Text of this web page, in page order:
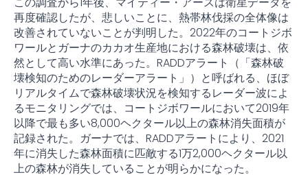
再度確認したが、悲しいことに、熱帯林伐採の全体像は
改善されていないことが判明した。2022年のコートジボ
ワールとガーナのカカオ生産地における森林破壊は、依
然として高い水準にあった。RADDアラート（「森林破
壊検知のためのレーダーアラート」）と呼ばれる、ほぼ
リアルタイムで森林破壊状況を検知するレーダー波によ
るモニタリングでは、コートジボワールにおいて2019年
以降で最も多い8,000ヘクタール以上の森林消失面積が
記録された。ガーナでは、RADDアラートにより、2021
年に消失した森林面積に匹敵する1万2,000ヘクタール以
上の森林が消失していることが明らかになった。